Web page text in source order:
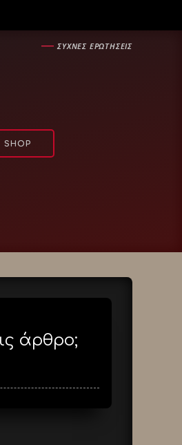
―ΣΥΧΝΕΣ ΕΡΩΤΗΣΕΙΣ
SHOP
άρθρο;